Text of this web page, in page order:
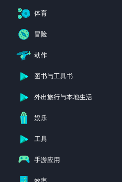
个性定制
体育
冒险
动作
图书与工具书
外出旅行与本地生活
娱乐
工具
手游应用